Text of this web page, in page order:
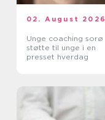
02. August 2026
Unge coaching sorø
støtte til unge i en
presset hverdag